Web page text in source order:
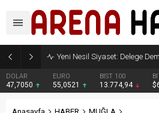
DOLAR
47,7050
EURO
55,0521
BIST 100
13.774,94